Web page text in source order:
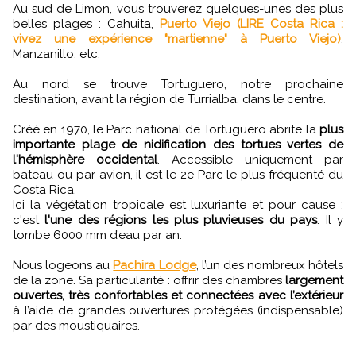
Au sud de Limon, vous trouverez quelques-unes des plus
belles plages : Cahuita, Puerto Viejo (LIRE Costa Rica :
vivez une expérience "martienne" à Puerto Viejo)
Manzanillo, etc.
Au nord se trouve Tortuguero, notre prochaine
destination, avant la région de Turrialba, dans le centre.
Créé en 1970, le Parc national de Tortuguero abrite la plus
importante plage de nidification des tortues vertes de
l'hémisphère occidental. Accessible uniquement par
bateau ou par avion, il est le 2e Parc le plus fréquenté du
Costa Rica.
Ici la végétation tropicale est luxuriante et pour cause :
c'est l'une des régions les plus pluvieuses du pays. Il y
tombe 6000 mm d’eau par an.
Nous logeons au Pachira Lodge, l’un des nombreux hôtels
de la zone. Sa particularité : offrir des chambreslargement
ouvertes, très confortables et connectées avec l’extérieur
à l’aide de grandes ouvertures protégées (indispensable)
par des moustiquaires.